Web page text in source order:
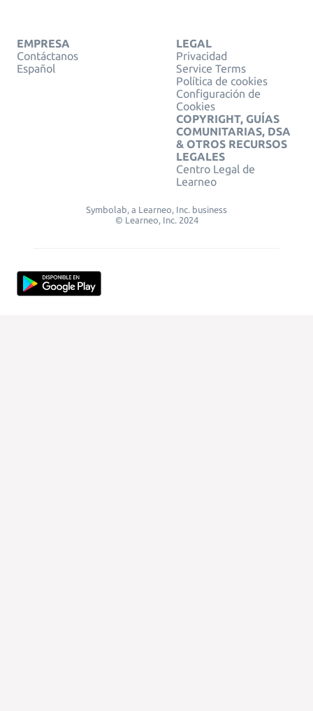
EMPRESA
Contáctanos
Español
LEGAL
Privacidad
Service Terms
Política de cookies
Configuración de
Cookies
COPYRIGHT, GUÍAS
COMUNITARIAS, DSA
& OTROS RECURSOS
LEGALES
Centro Legal de
Learneo
Symbolab, a Learneo, Inc. business
© Learneo, Inc. 2024